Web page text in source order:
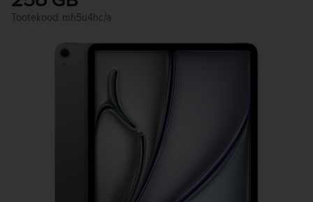
Tootekood: mh5u4hc/a